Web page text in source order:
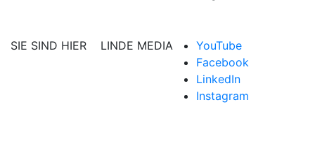
SIE SIND HIER LINDE MEDIA
YouTube
Facebook
LinkedIn
Instagram